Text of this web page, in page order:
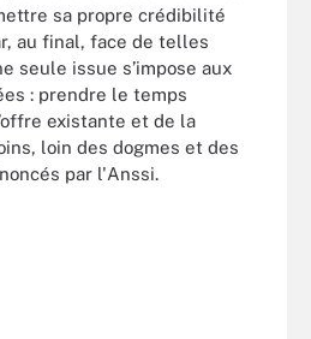
sa propre crédibilité
au final, face de telles
seule issue s’impose aux
: prendre le temps
existante et de la
loin des dogmes et des
par l'Anssi.